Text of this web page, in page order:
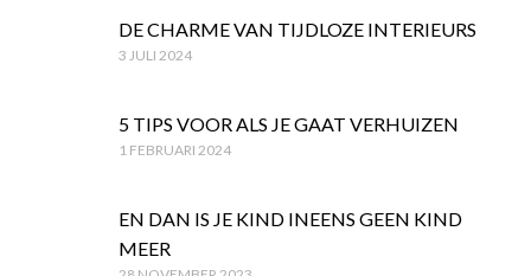
DE CHARME VAN TIJDLOZE INTERIEURS
3 JULI 2024
5 TIPS VOOR ALS JE GAAT VERHUIZEN
1 FEBRUARI 2024
EN DAN IS JE KIND INEENS GEEN KIND
MEER